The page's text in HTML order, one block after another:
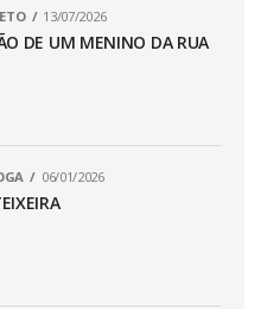
13/07/2026
DE UM MENINO DA RUA
06/01/2026